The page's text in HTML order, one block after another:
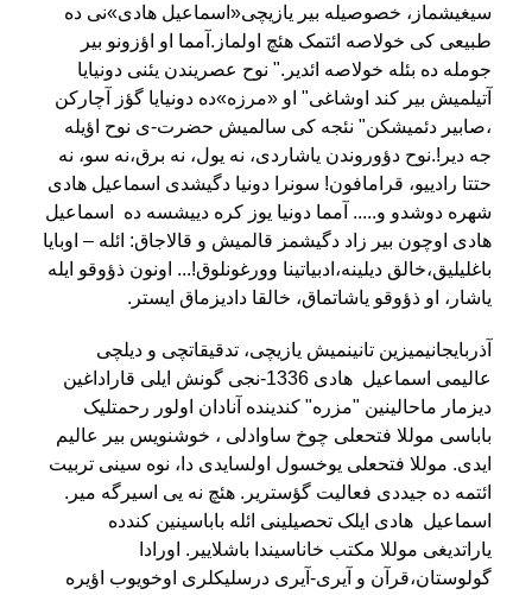
سیغیشماز، خصوصیله بیر یازیچی«اسماعیل هادی»نی ده
طبیعی کی خولاصه ائتمک هئچ اولماز.آمما او اؤزونو بیر
جومله ده بئله خولاصه ائدیر." نوح عصریندن یئنی دونیایا
آتیلمیش بیر کند اوشاغی" او «مرزه»ده دونیایا گؤز آچارکن
،صابیر دئمیشکن" نئجه کی سالمیش حضرت-ی نوح اؤیله
جه دیر!.نوح دؤوروندن یاشاردی، نه یول، نه برق،نه سو، نه
حتتا رادییو، قرامافون! سونرا دونیا دگیشدی اسماعیل هادی
شهره دوشدو و..... آمما دونیا یوز کره دییشسه ده اسماعیل
هادی اوچون بیر زاد دگیشمز قالمیش و قالاجاق: ائله – اوبایا
باغلیلیق،خالق دیلینه،ادبیاتینا وورغونلوق!... اونون ذؤوقو ایله
یاشار، او ذؤوقو یاشاتماق، خالقا دادیزماق ایستر .
آذربایجانیمیزین تانینمیش یازیچی، تدقیقاتچی و دیلچی
عالیمی اسماعیل هادی 1336-نجی گونش ایلی قاراداغین
دیزمار ماحالینین "مزره" کندینده آنادان اولور رحمتلیک
باباسی موللا فتحعلی چوخ ساوادلی ، خوشنویس بیر عالیم
ایدی. موللا فتحعلی یوخسول اولسایدی دا، نوه سینی تربیت
ائتمه ده جیددی فعالیت گؤستریر. هئچ نه یی اسیرگه میر.
اسماعیل هادی ایلک تحصیلینی ائله باباسینین کندده
یاراتدیغی موللا مکتب خاناسیندا باشلاییر. اورادا
گولوستان،قرآن و آیری-آیری درسلیکلری اوخویوب اؤیره